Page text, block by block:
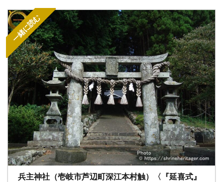
一緒に読む
兵主神社（壱岐市芦辺町深江本村触）〈『延喜式』